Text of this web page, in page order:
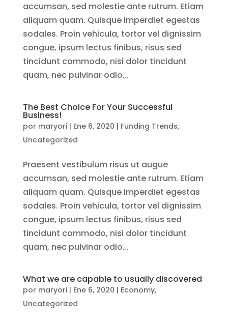
accumsan, sed molestie ante rutrum. Etiam
aliquam quam. Quisque imperdiet egestas
sodales. Proin vehicula, tortor vel dignissim
congue, ipsum lectus finibus, risus sed
tincidunt commodo, nisi dolor tincidunt
quam, nec pulvinar odio...
The Best Choice For Your Successful
Business!
por maryori| Ene 6, 2020 | Funding Trends,
Uncategorized
Praesent vestibulum risus ut augue
accumsan, sed molestie ante rutrum. Etiam
aliquam quam. Quisque imperdiet egestas
sodales. Proin vehicula, tortor vel dignissim
congue, ipsum lectus finibus, risus sed
tincidunt commodo, nisi dolor tincidunt
quam, nec pulvinar odio...
What we are capable to usually discovered
por maryori| Ene 6, 2020 | Economy,
Uncategorized